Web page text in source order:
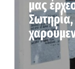
μας
Σωτηρία,